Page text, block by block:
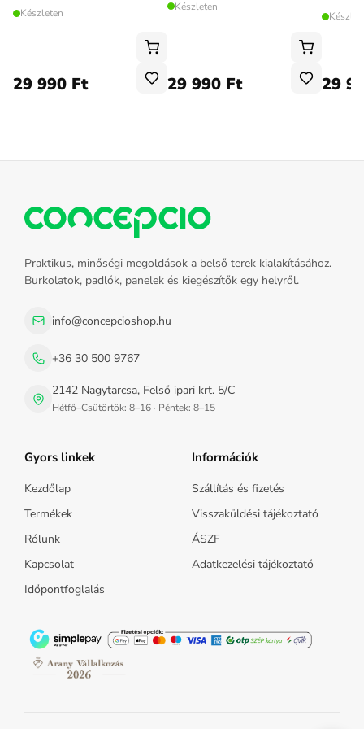
Készleten
29 990 Ft
Készleten
29 990 Ft 29
Praktikus, minőségi megoldások a belső terek kialakításához.
Burkolatok, padlók, panelek és kiegészítők egy helyről.
info@concepcioshop.hu
+36 30 500 9767
2142 Nagytarcsa, Felső ipari krt. 5/C
Hétfő–Csütörtök: 8–16 · Péntek: 8–15
Gyors linkek
Kezdőlap
Termékek
Rólunk
Kapcsolat
Időpontfoglalás
Információk
Szállítás és fizetés
Visszaküldési tájékoztató
ÁSZF
Adatkezelési tájékoztató